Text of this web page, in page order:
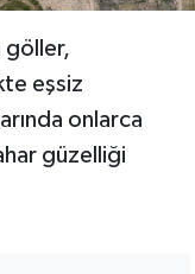
göller,
eşsiz
onlarca
güzelliği